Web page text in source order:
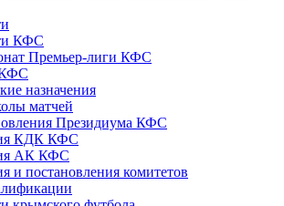
КФС
Премьер-лиги КФС
назначения
матчей
Президиума КФС
КДК КФС
АК КФС
и постановления комитетов